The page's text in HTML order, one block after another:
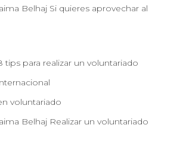
Belhaj Si quieres aprovechar al
tips para realizar un voluntariado
voluntariado
Belhaj Realizar un voluntariado